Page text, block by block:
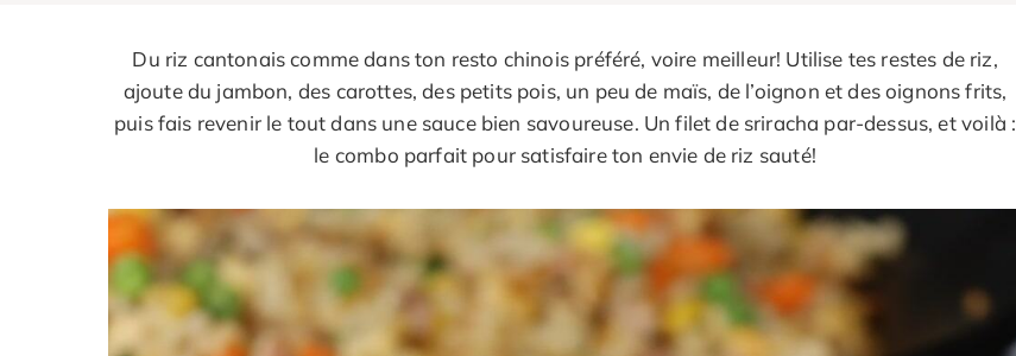
Du riz cantonais comme dans ton resto chinois préféré, voire meilleur! Utilise tes restes de riz,
ajoute du jambon, des carottes, des petits pois, un peu de maïs, de l’oignon et des oignons frits,
puis fais revenir le tout dans une sauce bien savoureuse. Un filet de sriracha par-dessus, et voilà :
le combo parfait pour satisfaire ton envie de riz sauté!